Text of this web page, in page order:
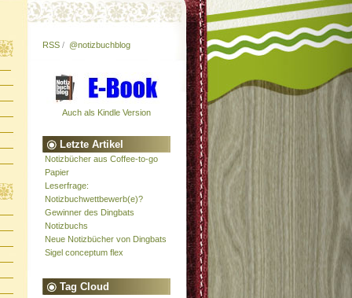
RSS / @notizbuchblog
Auch als Kindle Version
Letzte Artikel
Notizbücher aus Coffee-to-go
Papier
Leserfrage:
Notizbuchwettbewerb(e)?
Gewinner des Dingbats
Notizbuchs
Neue Notizbücher von Dingbats
Sigel conceptum flex
Tag Cloud